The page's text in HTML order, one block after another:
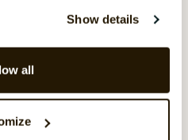
Show details
all
i dette arbeidet. Nå står
og digitalisering av
for tur.
til dette.